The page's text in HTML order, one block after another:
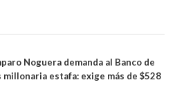
Noguera demanda al Banco de
millonaria estafa: exige más de $528